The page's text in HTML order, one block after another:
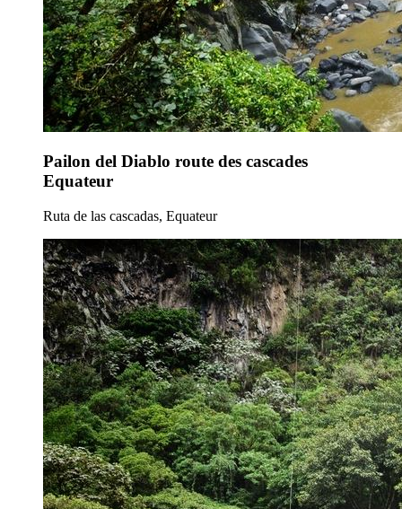
Pailon del Diablo route des cascades
Equateur
Ruta de las cascadas, Equateur